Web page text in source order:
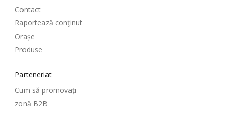
Contact
Raportează conținut
Oraşe
Produse
Parteneriat
Cum să promovați
zonă B2B